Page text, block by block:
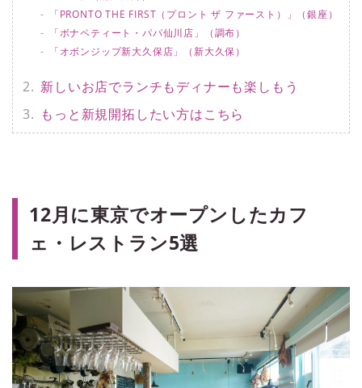
「PRONTO THE FIRST（プロント ザ ファースト）」（銀座）
「ボナペティート・パパ仙川店」（調布）
「オボンジップ新大久保店」（新大久保）
新しいお店でランチもディナーも楽しもう
もっと新規開拓したい方はこちら
12月に東京でオープンしたカフ
ェ・レストラン5選